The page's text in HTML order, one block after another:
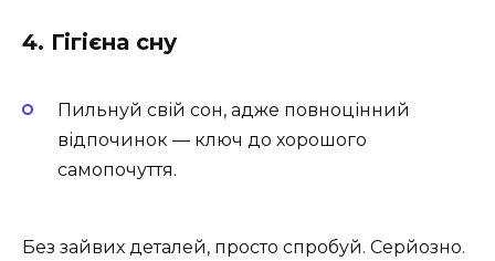
4. Гігієна сну
Пильнуй свій сон, адже повноцінний
відпочинок — ключ до хорошого
самопочуття.
Без зайвих деталей, просто спробуй. Серйозно.